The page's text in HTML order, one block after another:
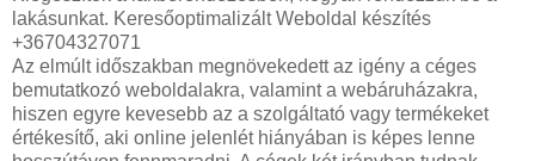
lakásunkat. Keresőoptimalizált Weboldal készítés
+36704327071
Az elmúlt időszakban megnövekedett az igény a céges
bemutatkozó weboldalakra, valamint a webáruházakra,
hiszen egyre kevesebb az a szolgáltató vagy termékeket
értékesítő, aki online jelenlét hiányában is képes lenne